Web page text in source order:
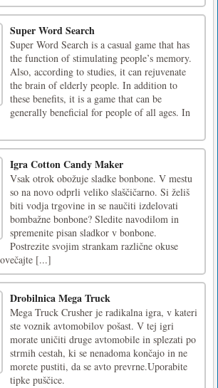
Super Word Search
Super Word Search is a casual game that has
the function of stimulating people’s memory.
Also, according to studies, it can rejuvenate
the brain of elderly people. In addition to
these benefits, it is a game that can be
generally beneficial for people of all ages. In
Igra Cotton Candy Maker
Vsak otrok obožuje sladke bonbone. V mestu
so na novo odprli veliko slaščičarno. Si želiš
biti vodja trgovine in se naučiti izdelovati
bombažne bonbone? Sledite navodilom in
spremenite pisan sladkor v bonbone.
Postrezite svojim strankam različne okuse
[...]
Drobilnica Mega Truck
Mega Truck Crusher je radikalna igra, v kateri
ste voznik avtomobilov pošast. V tej igri
morate uničiti druge avtomobile in splezati po
strmih cestah, ki se nenadoma končajo in ne
morete pustiti, da se avto prevrne.Uporabite
tipke puščice.